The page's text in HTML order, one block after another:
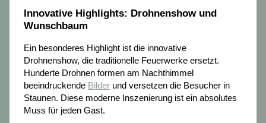
Innovative Highlights: Drohnenshow und
Wunschbaum
Ein besonderes Highlight ist die innovative
Drohnenshow, die traditionelle Feuerwerke ersetzt.
Hunderte Drohnen formen am Nachthimmel
beeindruckende Bilderund versetzen die Besucher in
Staunen. Diese moderne Inszenierung ist ein absolutes
Muss für jeden Gast.